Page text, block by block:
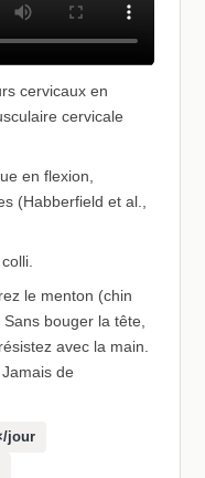
cervicaux en
cervicale
en flexion,
(Habberfield et al.,
le menton (chin
bouger la tête,
avec la main.
de
jour